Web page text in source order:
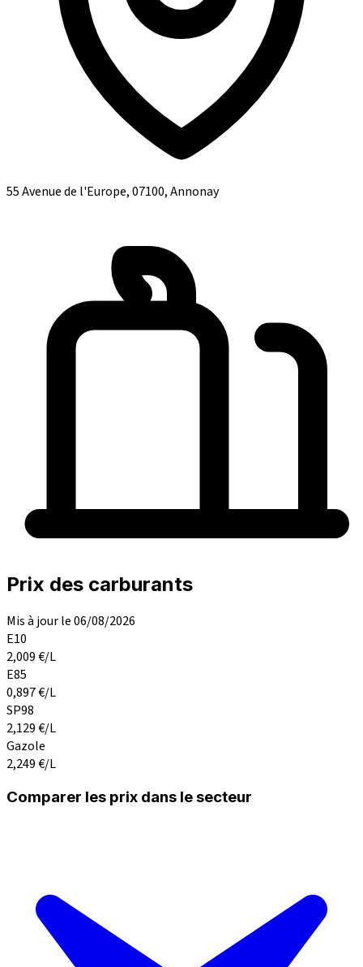
55 Avenue de l'Europe, 07100, Annonay
Prix des carburants
Mis à jour le 06/08/2026
E10
2,009€/L
E85
0,897€/L
SP98
2,129€/L
Gazole
2,249€/L
Comparer les prix dans le secteur